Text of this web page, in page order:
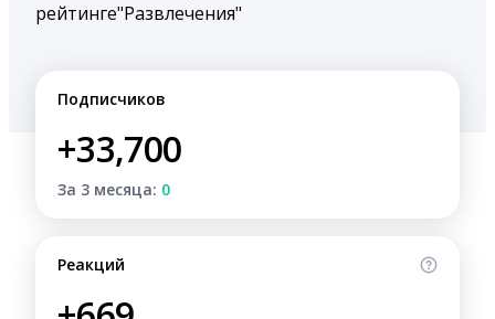
рейтинге"Развлечения"
Подписчиков
+33,700
За 3 месяца: 0
Реакций